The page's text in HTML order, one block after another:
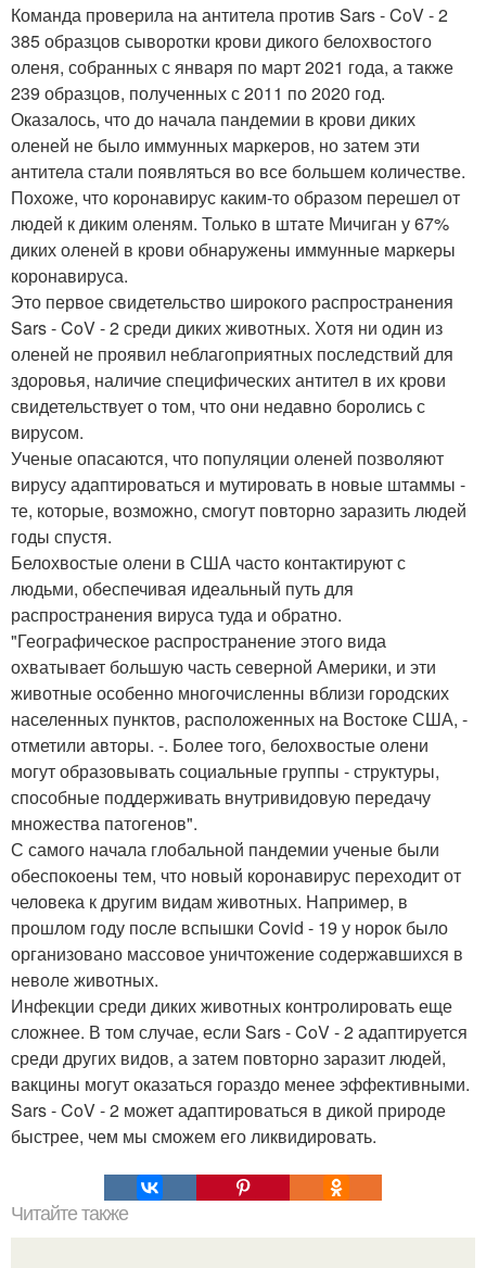
Команда проверила на антитела против Sars - CoV - 2
385 образцов сыворотки крови дикого белохвостого
оленя, собранных с января по март 2021 года, а также
239 образцов, полученных с 2011 по 2020 год.
Оказалось, что до начала пандемии в крови диких
оленей не было иммунных маркеров, но затем эти
антитела стали появляться во все большем количестве.
Похоже, что коронавирус каким-то образом перешел от
людей к диким оленям. Только в штате Мичиган у 67%
диких оленей в крови обнаружены иммунные маркеры
коронавируса.
Это первое свидетельство широкого распространения
Sars - CoV - 2 среди диких животных. Хотя ни один из
оленей не проявил неблагоприятных последствий для
здоровья, наличие специфических антител в их крови
свидетельствует о том, что они недавно боролись с
вирусом.
Ученые опасаются, что популяции оленей позволяют
вирусу адаптироваться и мутировать в новые штаммы -
те, которые, возможно, смогут повторно заразить людей
годы спустя.
Белохвостые олени в США часто контактируют с
людьми, обеспечивая идеальный путь для
распространения вируса туда и обратно.
"Географическое распространение этого вида
охватывает большую часть северной Америки, и эти
животные особенно многочисленны вблизи городских
населенных пунктов, расположенных на Востоке США, -
отметили авторы. -. Более того, белохвостые олени
могут образовывать социальные группы - структуры,
способные поддерживать внутривидовую передачу
множества патогенов".
С самого начала глобальной пандемии ученые были
обеспокоены тем, что новый коронавирус переходит от
человека к другим видам животных. Например, в
прошлом году после вспышки Covid - 19 у норок было
организовано массовое уничтожение содержавшихся в
неволе животных.
Инфекции среди диких животных контролировать еще
сложнее. В том случае, если Sars - CoV - 2 адаптируется
среди других видов, а затем повторно заразит людей,
вакцины могут оказаться гораздо менее эффективными.
Sars - CoV - 2 может адаптироваться в дикой природе
быстрее, чем мы сможем его ликвидировать.
Читайте также